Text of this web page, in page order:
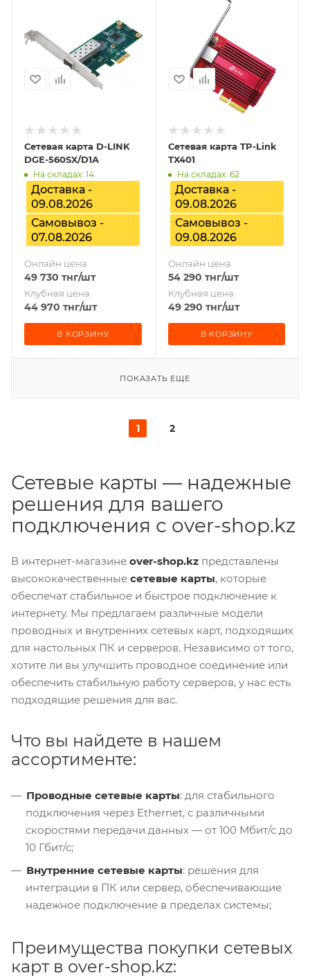
Сетевая карта D-LINK
DGE-560SX/D1A
На складах: 14
Доставка -
09.08.2026
Самовывоз -
07.08.2026
Онлайн цена
49 730 тнг/шт
Клубная цена
44 970 тнг/шт
В КОРЗИНУ
Сетевая карта TP-Link
TX401
На складах: 62
Доставка -
09.08.2026
Самовывоз -
09.08.2026
Онлайн цена
54 290 тнг/шт
Клубная цена
49 290 тнг/шт
В КОРЗИНУ
ПОКАЗАТЬ ЕЩЕ
1 2
Сетевые карты — надежные
решения для вашего
подключения с over-shop.kz
В интернет-магазине over-shop.kz представлены
высококачественные сетевые карты, которые
обеспечат стабильное и быстрое подключение к
интернету. Мы предлагаем различные модели
проводных и внутренних сетевых карт, подходящих
для настольных ПК и серверов. Независимо от того,
хотите ли вы улучшить проводное соединение или
обеспечить стабильную работу серверов, у нас есть
подходящие решения для вас.
Что вы найдете в нашем
ассортименте:
Проводные сетевые карты: для стабильного
подключения через Ethernet, с различными
скоростями передачи данных — от 100 Мбит/с до
10 Гбит/с;
Внутренние сетевые карты: решения для
интеграции в ПК или сервер, обеспечивающие
надежное подключение в пределах системы;
Преимущества покупки сетевых
карт в over-shop.kz: